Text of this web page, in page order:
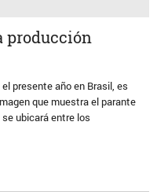
producción
presente año en Brasil, es
que muestra el parante
ubicará entre los